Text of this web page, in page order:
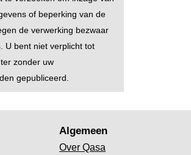
of beperking van de
de verwerking bezwaar
U bent niet verplicht tot
zonder uw
gepubliceerd.
Algemeen
Over Qasa